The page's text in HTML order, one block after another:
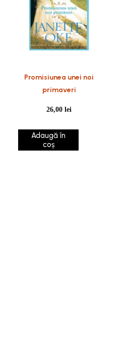
Promisiunea unei noi
primaveri
26,00lei
Adaugă în
coș